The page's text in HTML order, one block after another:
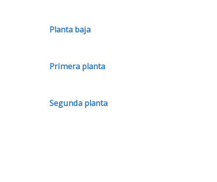
Planta baja
Primera planta
Segunda planta